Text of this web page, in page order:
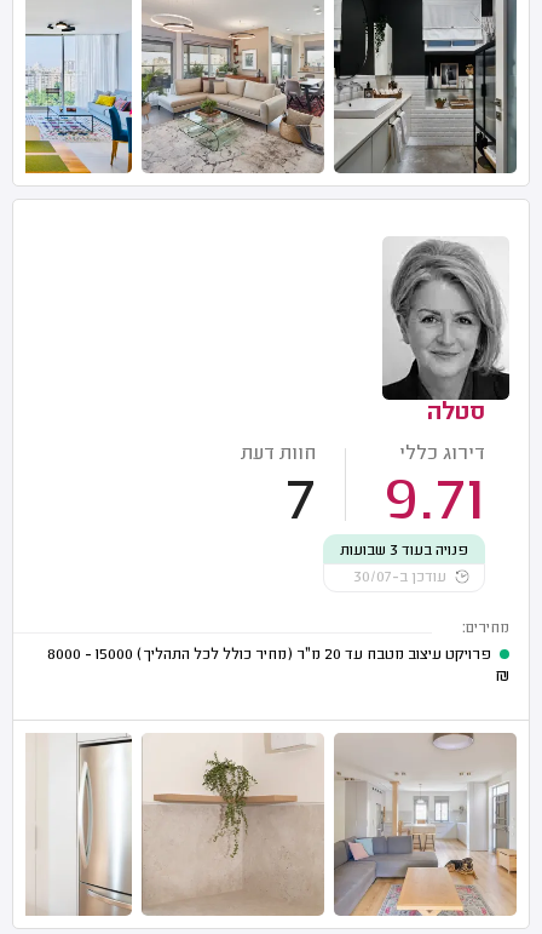
סטלה
דירוג כללי
9.71
חוות דעת
7
פנויה בעוד 3 שבועות
עודכן ב-30/07
מחירים:
פרויקט עיצוב מטבח עד 20 מ"ר (מחיר כולל לכל התהליך)
15000 - 8000
₪